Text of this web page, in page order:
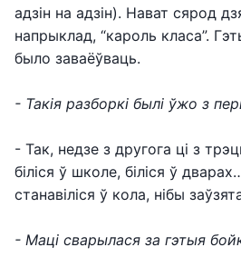
адзін на адзін). Нават сярод
напрыклад, “кароль класа”.
было заваёўваць.
- Такія разборкі былі ўжо з
- Так, недзе з другога ці з
біліся ў школе, біліся ў
станавіліся ў кола, нібы
- Маці сварылася за гэтыя